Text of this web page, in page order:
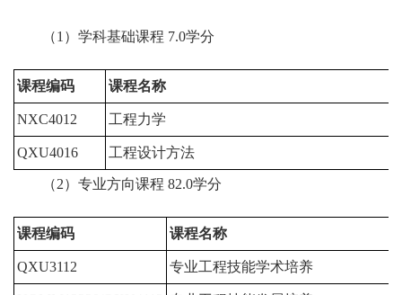
（1）学科基础课程 7.0学分
课程编码 课程名称
NXC4012 工程力学
QXU4016 工程设计方法
（2）专业方向课程 82.0学分
课程编码 课程名称
QXU3112 专业工程技能学术培养